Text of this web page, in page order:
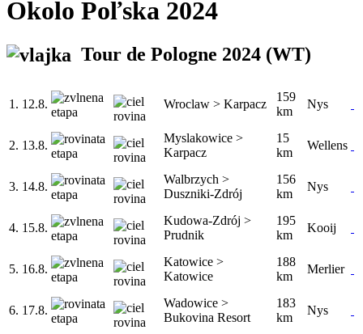
Okolo Poľska 2024
Tour de Pologne 2024 (WT)
1. 12.8. Wroclaw > Karpacz
159
km
Nys
2. 13.8.
Myslakowice >
Karpacz
15
km
Wellens
3. 14.8.
Walbrzych >
Duszniki-Zdrój
156
km
Nys
4. 15.8.
Kudowa-Zdrój >
Prudnik
195
km
Kooij
5. 16.8.
Katowice >
Katowice
188
km
Merlier
6. 17.8.
Wadowice >
Bukovina Resort
183
km
Nys